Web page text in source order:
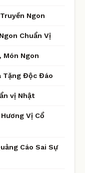
Ngon
Chuẩn Vị
Món Ngon
Tặng Độc Đáo
vị Nhật
Vị Cổ
Cáo Sai Sự